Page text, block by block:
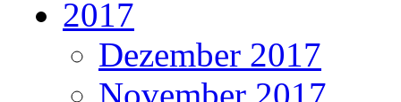
2017
Dezember 2017